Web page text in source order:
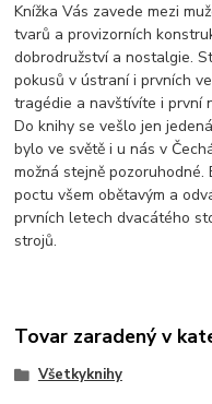
Knížka Vás zavede mezi
tvarů a provizorních
dobrodružství a nostalgie.
pokusů v ústraní i prvních
tragédie a navštívíte i první
Do knihy se vešlo jen
bylo ve světě i u nás v
možná stejně
poctu všem obětavým a
prvních letech dvacátého
strojů.
Tovar zaradený v
Všetkyknihy